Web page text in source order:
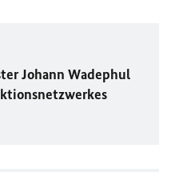
Johann Wadephul